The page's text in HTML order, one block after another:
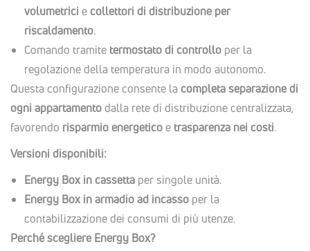
volumetrici e collettori di distribuzione per
riscaldamento.
Comando tramite termostato di controllo per la
regolazione della temperatura in modo autonomo.
Questa configurazione consente la completa separazione di
ogni appartamento dalla rete di distribuzione centralizzata,
favorendo risparmio energetico e trasparenza nei costi.
Versioni disponibili:
Energy Box in cassetta per singole unità.
Energy Box in armadio ad incasso per la
contabilizzazione dei consumi di più utenze.
Perché scegliere Energy Box?